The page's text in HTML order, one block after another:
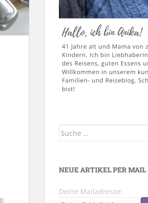
Suche
NEUE ARTIKEL PER MAIL
Deine Mailadresse: